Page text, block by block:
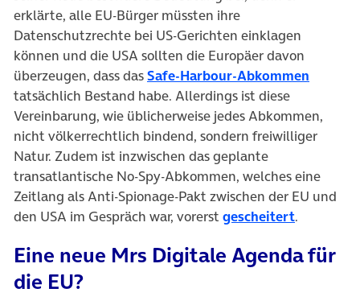
erklärte, alle EU-Bürger müssten ihre
Datenschutzrechte bei US-Gerichten einklagen
können und die USA sollten die Europäer davon
überzeugen, dass dasSafe-Harbour-Abkommen
tatsächlich Bestand habe. Allerdings ist diese
Vereinbarung, wie üblicherweise jedes Abkommen,
nicht völkerrechtlich bindend, sondern freiwilliger
Natur. Zudem ist inzwischen das geplante
transatlantische No-Spy-Abkommen, welches eine
Zeitlang als Anti-Spionage-Pakt zwischen der EU und
den USA im Gespräch war, vorerst gescheitert.
Eine neue Mrs Digitale Agenda für
die EU?